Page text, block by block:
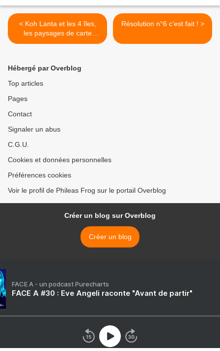
< Koh Lanta et les 4 îles,
les paysages de carte
postale
Résolution n°6 c’est fait ! >
Hébergé par Overblog
Top articles
Pages
Contact
Signaler un abus
C.G.U.
Cookies et données personnelles
Préférences cookies
Voir le profil de Phileas Frog sur le portail Overblog
Créer un blog sur Overblog
Créer un blog
FACE A - un podcast Purecharts
FACE A #30 : Eve Angeli raconte "Avant de partir"